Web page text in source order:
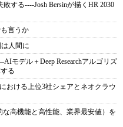
する----Josh Bersinが描くHR 2030
言うか
人間に
モデル＋Deep Researchアルゴリズ
る
おける上位3社シェアとネオクラウ
な高機能と高性能、業界最安値）を